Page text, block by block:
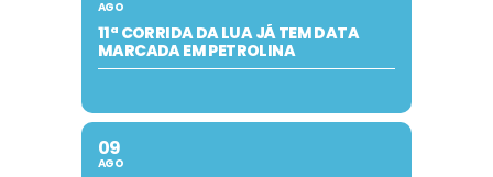
AGO
11ª CORRIDA DA LUA JÁ TEM DATA
MARCADA EM PETROLINA
09
AGO